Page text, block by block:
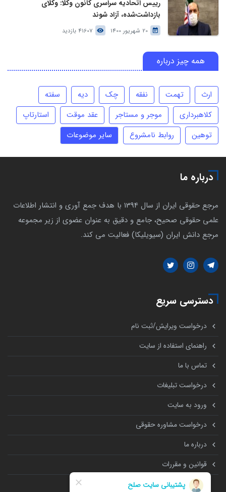
رییس اتحادیه سراسری کانون وکلا: وکلای
بازداشت‌شده، آزاد شوند
20 شهریور 1400 41607 بازدید
همه چیز درباره
ارث تهمت نفقه چک دیه
سفته
کلاهبرداری
موجر و مستاجر عقد موقت
استارتاپ
توهین
روابط نامشروع سایر موضوعات
درباره ما
مرجع حقوقی ایران از سال 1394 با هدف جمع آوری و انتشار اطلاعات
علمی حقوقی صحیح، جامع و دقیق به عنوان عضوی از زیر مجموعه
مرجع دانش ایران (سیویلیکا) فعالیت می کند.
دسترسی سریع
درخواست ویرایش/ثبت نام
راهنمای استفاده از سایت
تماس با ما
درخواست تبلیغات
ورود به سایت
درخواست مشاوره حقوقی
درباره ما
قوانین و مقررات